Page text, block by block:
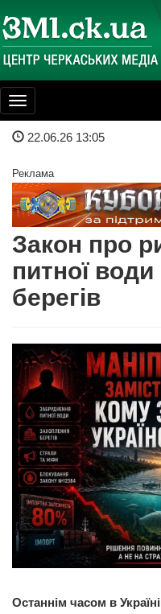
Toggle
navigation
22.06.26 13:05
Реклама
Закон про
питної
берегів
Останнім часом в